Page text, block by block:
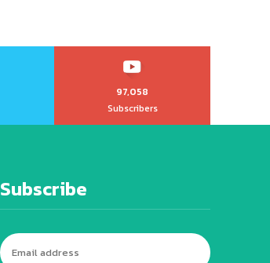
97,058
Subscribers
Subscribe